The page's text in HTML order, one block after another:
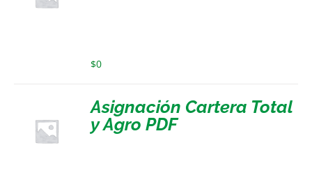
$0
Asignación Cartera Total
y Agro PDF